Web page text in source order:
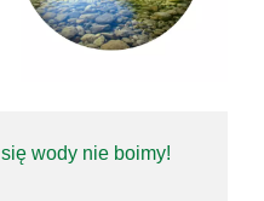
wody nie boimy!